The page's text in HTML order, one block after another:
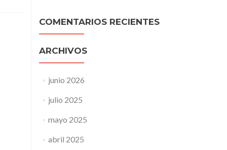
COMENTARIOS RECIENTES
ARCHIVOS
junio 2026
julio 2025
mayo 2025
abril 2025